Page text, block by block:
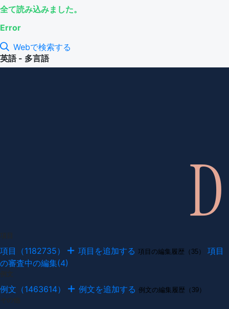
全て読み込みました。
Error
Webで検索する
英語 - 多言語
項目（1182735） 項目を追加する 項目の編集履歴（35）
項目
の審査中の編集(4)
例文（1463614） 例文を追加する 例文の編集履歴（39）